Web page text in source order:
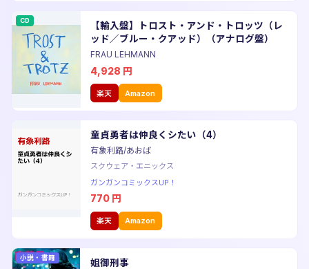
CD
【輸入盤】トロスト・アンド・トロッツ（レ
ッド／ブルー・クアッド）（アナログ盤）
FRAU LEHMANN
4,928 円
楽天 Amazon
童貞勇者は仲良くシたい（4）
有象利路/あおば
スクウェア・エニックス
ガンガンコミックスUP！
770 円
楽天 Amazon
小説・書籍 姐御刑事